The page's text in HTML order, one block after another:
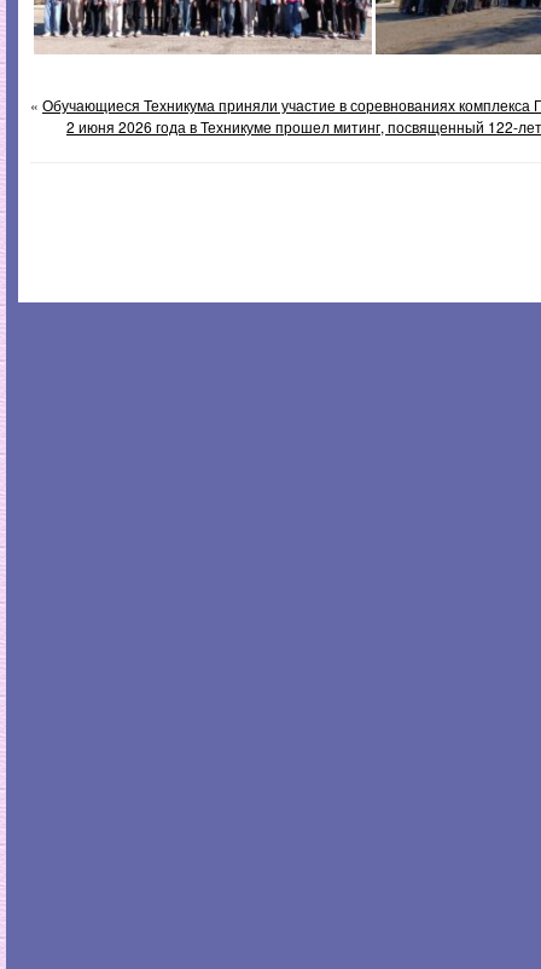
« Обучающиеся Техникума приняли участие в соревнованиях комплекса
2 июня 2026 года в Техникуме прошел митинг, посвященный 122-